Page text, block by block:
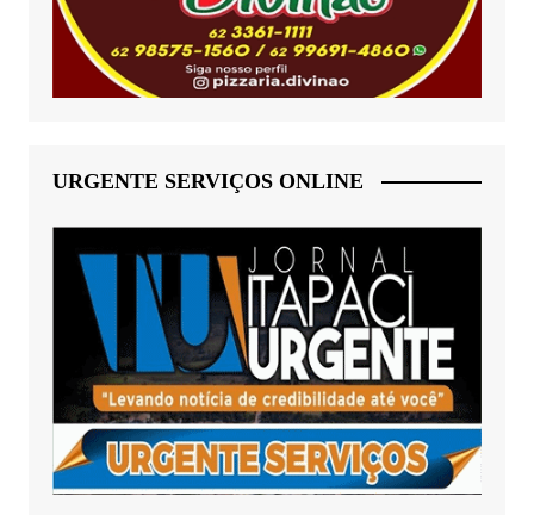
URGENTE SERVIÇOS ONLINE